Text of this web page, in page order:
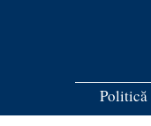
Politică